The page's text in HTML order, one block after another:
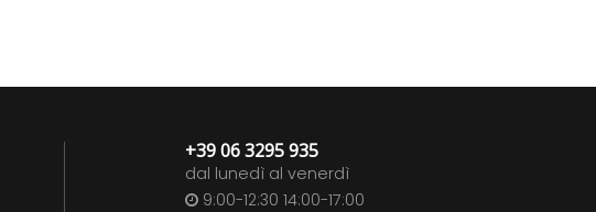
+39 06 3295 935
dal lunedì al venerdì
9:00-12:30 14:00-17:00